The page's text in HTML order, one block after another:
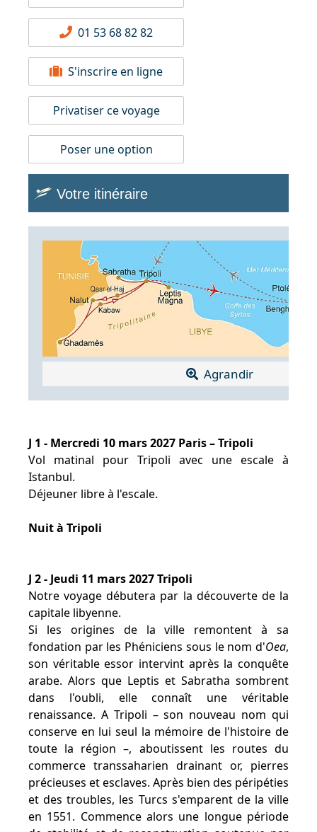
01 53 68 82 82
S'inscrire en ligne
Privatiser ce voyage
Poser une option
Votre itinéraire
Agrandir
J 1 - Mercredi 10 mars 2027 Paris – Tripoli
Vol matinal pour Tripoli avec une escale à
Istanbul.
Déjeuner libre à l'escale.
Nuit à Tripoli
J 2 - Jeudi 11 mars 2027 Tripoli
Notre voyage débutera par la découverte de la
capitale libyenne.
Si les origines de la ville remontent à sa
fondation par les Phéniciens sous le nom d'Oea,
son véritable essor intervint après la conquête
arabe. Alors que Leptis et Sabratha sombrent
dans l'oubli, elle connaît une véritable
renaissance. A Tripoli – son nouveau nom qui
conserve en lui seul la mémoire de l'histoire de
toute la région –, aboutissent les routes du
commerce transsaharien drainant or, pierres
précieuses et esclaves. Après bien des péripéties
et des troubles, les Turcs s'emparent de la ville
en 1551. Commence alors une longue période